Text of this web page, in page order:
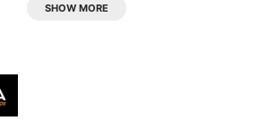
SHOW MORE